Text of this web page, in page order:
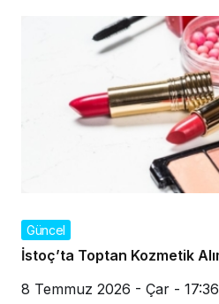
Güncel
İstoç’ta Toptan Kozmetik
8 Temmuz 2026 - Çar - 17:36